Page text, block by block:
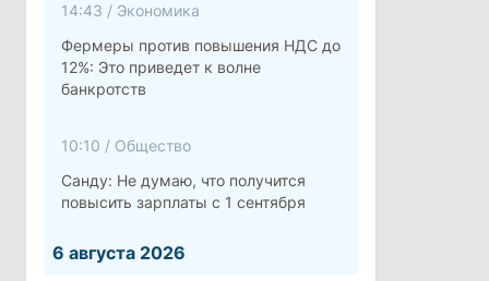
14:43 / Экономика
Фермеры против повышения НДС до
12%: Это приведет к волне
банкротств
10:10 / Общество
Санду: Не думаю, что получится
повысить зарплаты с 1 сентября
6 августа 2026